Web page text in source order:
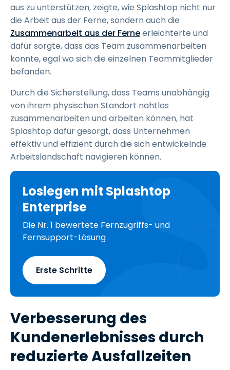
aus zu unterstützen, zeigte, wie Splashtop nicht nur
die Arbeit aus der Ferne, sondern auch die
Zusammenarbeit aus der Ferneerleichterte und
dafür sorgte, dass das Team zusammenarbeiten
konnte, egal wo sich die einzelnen Teammitglieder
befanden.
Durch die Sicherstellung, dass Teams unabhängig
von ihrem physischen Standort nahtlos
zusammenarbeiten und arbeiten können, hat
Splashtop dafür gesorgt, dass Unternehmen
effektiv und effizient durch die sich entwickelnde
Arbeitslandschaft navigieren können.
Loslegen mit Splashtop
Enterprise
Die Nr. 1 bewertete Fernzugriffs- und
Fernsupport-Lösung
Erste Schritte
Verbesserung des
Kundenerlebnisses durch
reduzierte Ausfallzeiten